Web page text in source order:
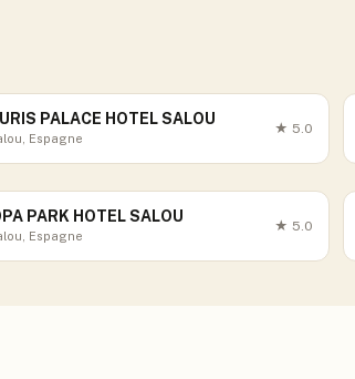
PALACE HOTEL SALOU
Espagne
★ 5.0
PARK HOTEL SALOU
Espagne
★ 5.0